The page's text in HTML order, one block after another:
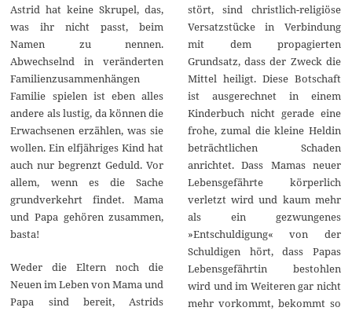
Astrid hat keine Skrupel, das,
was ihr nicht passt, beim
Namen zu nennen.
Abwechselnd in veränderten
Familienzusammenhängen
Familie spielen ist eben alles
andere als lustig, da können die
Erwachsenen erzählen, was sie
wollen. Ein elfjähriges Kind hat
auch nur begrenzt Geduld. Vor
allem, wenn es die Sache
grundverkehrt findet. Mama
und Papa gehören zusammen,
basta!
Weder die Eltern noch die
Neuen im Leben von Mama und
Papa sind bereit, Astrids
stört, sind christlich-religiöse
Versatzstücke in Verbindung
mit dem propagierten
Grundsatz, dass der Zweck die
Mittel heiligt. Diese Botschaft
ist ausgerechnet in einem
Kinderbuch nicht gerade eine
frohe, zumal die kleine Heldin
beträchtlichen Schaden
anrichtet. Dass Mamas neuer
Lebensgefährte körperlich
verletzt wird und kaum mehr
als ein gezwungenes
»Entschuldigung« von der
Schuldigen hört, dass Papas
Lebensgefährtin bestohlen
wird und im Weiteren gar nicht
mehr vorkommt, bekommt so